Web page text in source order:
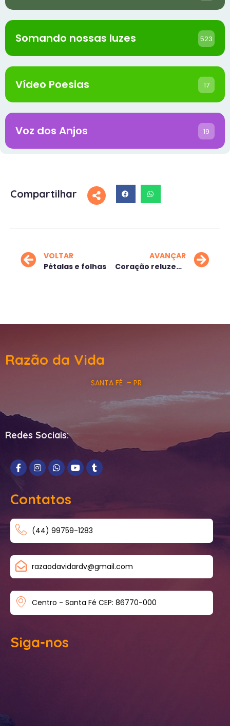
Somando nossas luzes 523
Vídeo Poesias 17
Voz dos Anjos 19
Compartilhar
VOLTAR
Pétalas e folhas
AVANÇAR
Coração reluzente
Razão da Vida
SANTA FÉ – PR
Redes Sociais:
Contatos
(44) 99759-1283
razaodavidardv@gmail.com
Centro - Santa Fé CEP: 86770-000
Siga-nos